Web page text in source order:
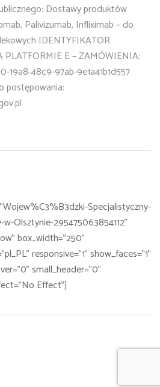
Dostawy produktów
Palivizumab, Infliximab – do
IDENTYFIKATOR
E – ZAMÓWIENIA:
19a8-48c9-97ab-9e1a41b1d557
postępowania:
Specjalistyczny-
Olsztynie-295475063854112"
box_width="250"
responsive="1" show_faces="1"
small_header="0"
Effect"]